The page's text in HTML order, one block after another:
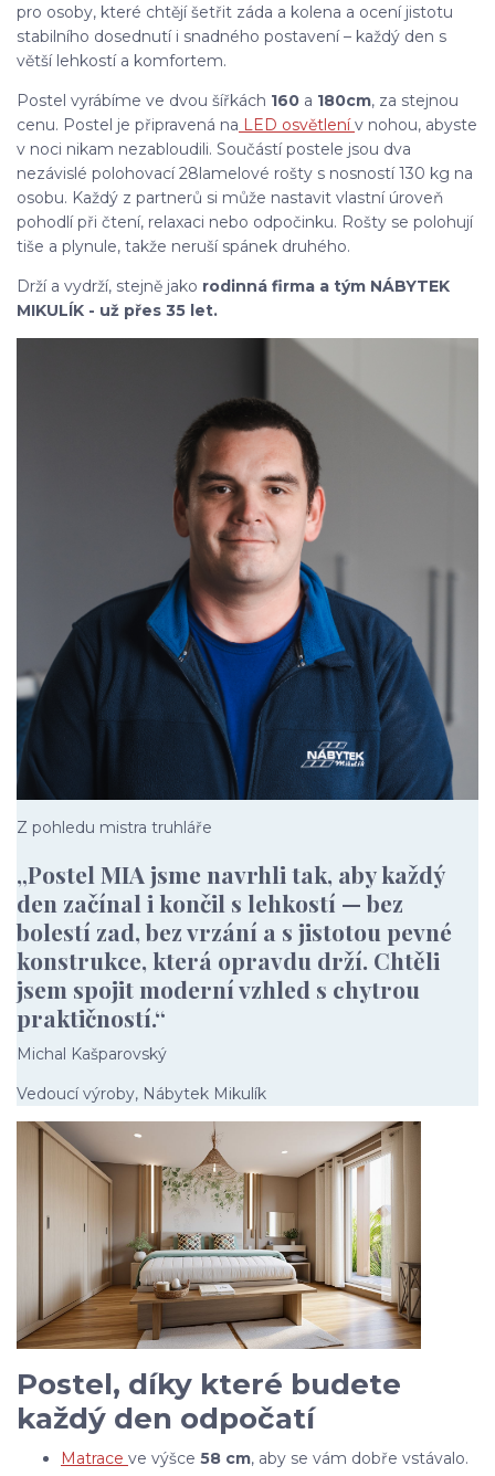
pro osoby, které chtějí šetřit záda a kolena a ocení jistotu
stabilního dosednutí i snadného postavení – každý den s
větší lehkostí a komfortem.
Postel vyrábíme ve dvou šířkách 160 a 180cm, za stejnou
cenu. Postel je připravená na LED osvětlenív nohou, abyste
v noci nikam nezabloudili. Součástí postele jsou dva
nezávislé polohovací 28lamelové rošty s nosností 130 kg na
osobu. Každý z partnerů si může nastavit vlastní úroveň
pohodlí při čtení, relaxaci nebo odpočinku. Rošty se polohují
tiše a plynule, takže neruší spánek druhého.
Drží a vydrží, stejně jako rodinná firma a tým NÁBYTEK
MIKULÍK - už přes 35 let.
Z pohledu mistra truhláře
„Postel MIA jsme navrhli tak, aby každý
den začínal i končil s lehkostí — bez
bolestí zad, bez vrzání a s jistotou pevné
konstrukce, která opravdu drží. Chtěli
jsem spojit moderní vzhled s chytrou
praktičností.“
Michal Kašparovský
Vedoucí výroby, Nábytek Mikulík
Postel, díky které budete
každý den odpočatí
Matrace ve výšce 58 cm, aby se vám dobře vstávalo.